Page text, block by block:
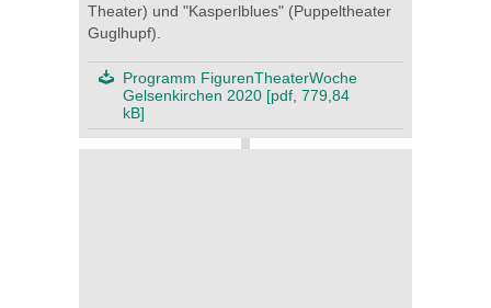
Theater) und "Kasperlblues" (Puppeltheater
Guglhupf).
Programm FigurenTheaterWoche
Gelsenkirchen 2020 [pdf, 779,84
kB]